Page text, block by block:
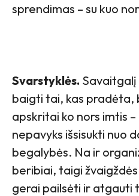
sprendimas – su kuo
Svarstyklės. Savaitgalį
baigti tai, kas pradėta,
apskritai ko nors imtis –
nepavyks išsisukti nuo
begalybės. Na ir
beribiai, taigi
gerai pailsėti ir atgauti